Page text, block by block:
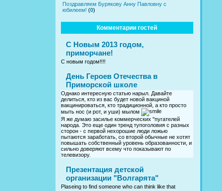
Поздравляем Бурякову Анну Павловну с
юбилеем! (0)
Комментарии гостей
С Новым 2013 годом,
приморчане!
С новым годом!!!!
День Героев Отечества в
Приморской школе
Однако интересную статью нарыл. Давайте
делиться, кто из вас будет новой вакциной
вакцинироваться, кто традиционной, а кто просто
мыть нос (и рот, и уши) мылом
Я же думаю засилье коммерческих "пугателей
народа. Это еще один тренд тупоголовия с разных
сторон - с первой нехорошие люди ложью
пытаются заработать, со второй обычные не хотят
повышать собственный уровень образованности, и
сильно доверяют всему что показывают по
телевизору.
Презентация детской
организации "Волгарята"
Plaseing to find someone who can think like that